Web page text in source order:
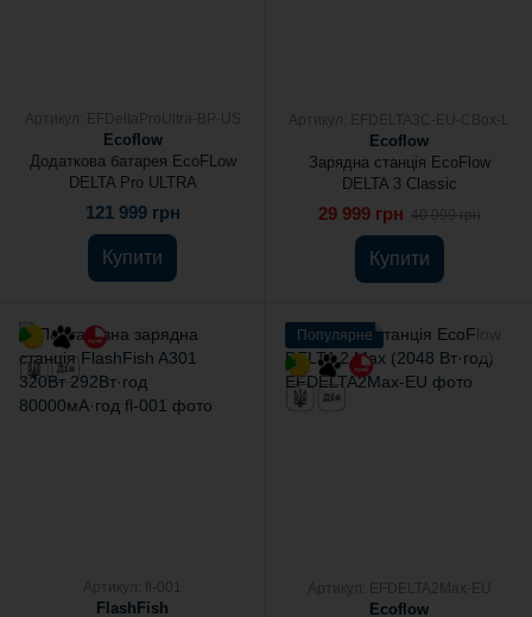
Ecoflow
Додаткова батарея EcoFLow
DELTA Pro ULTRA
121 999 грн
Купити
Ecoflow
Зарядна станція EcoFlow
DELTA 3 Classic
29 999 грн
Купити
FlashFish
Популярне
Ecoflow